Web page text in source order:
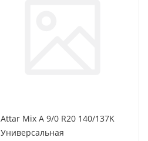
Attar Mix A 9/0 R20 140/137K
Универсальная